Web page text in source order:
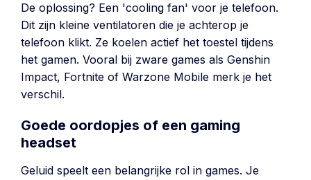
De oplossing? Een 'cooling fan' voor je telefoon.
Dit zijn kleine ventilatoren die je achterop je
telefoon klikt. Ze koelen actief het toestel tijdens
het gamen. Vooral bij zware games als Genshin
Impact, Fortnite of Warzone Mobile merk je het
verschil.
Goede oordopjes of een gaming
headset
Geluid speelt een belangrijke rol in games. Je